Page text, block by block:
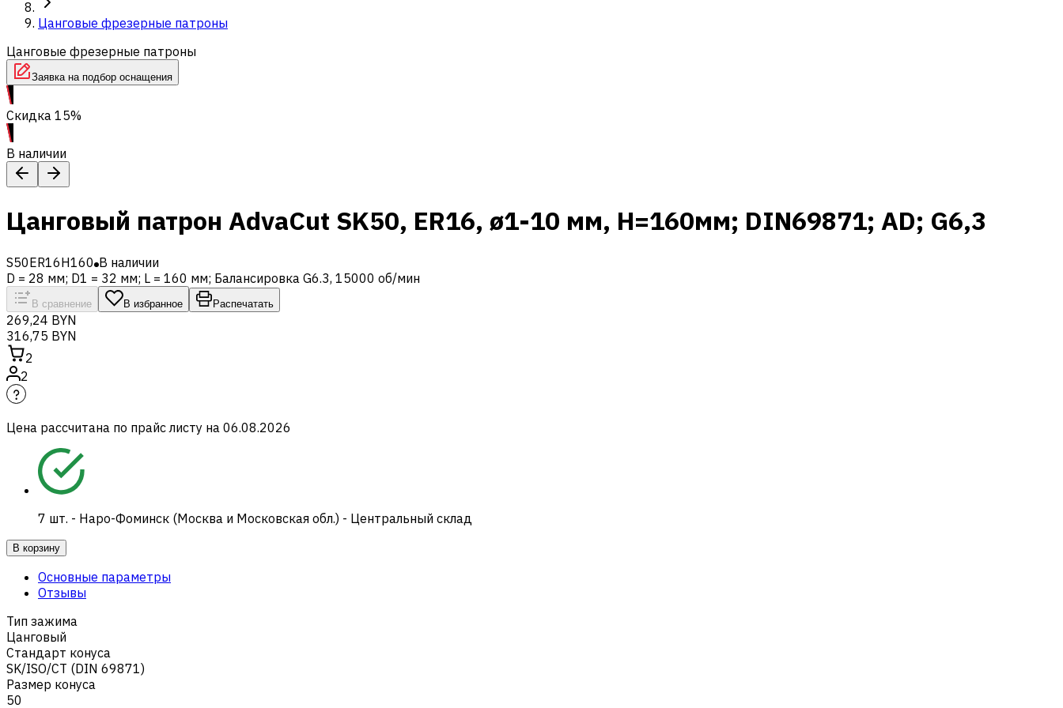
Цанговые фрезерные патроны
Цанговые фрезерные патроны
Заявка на подбор оснащения
Скидка 15%
В наличии
Цанговый патрон AdvaCut SK50, ER16, ø1-10 мм, H=160мм; DIN69871; AD; G6,3
S50ER16H160 В наличии
D = 28 мм; D1 = 32 мм; L = 160 мм; Балансировка G6.3, 15000 об/мин
В сравнение В избранное Распечатать
269,24 BYN
316,75 BYN
2
2
Цена рассчитана по прайс листу на 06.08.2026
7 шт. - Наро-Фоминск (Москва и Московская обл.) - Центральный склад
В корзину
Основные параметры
Отзывы
Тип зажима
Цанговый
Стандарт конуса
SK/ISO/CT (DIN 69871)
Размер конуса
50